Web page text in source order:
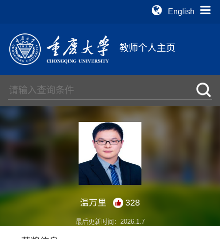
English
教师个人主页
温万里 328
最后更新时间： 2026.1.7